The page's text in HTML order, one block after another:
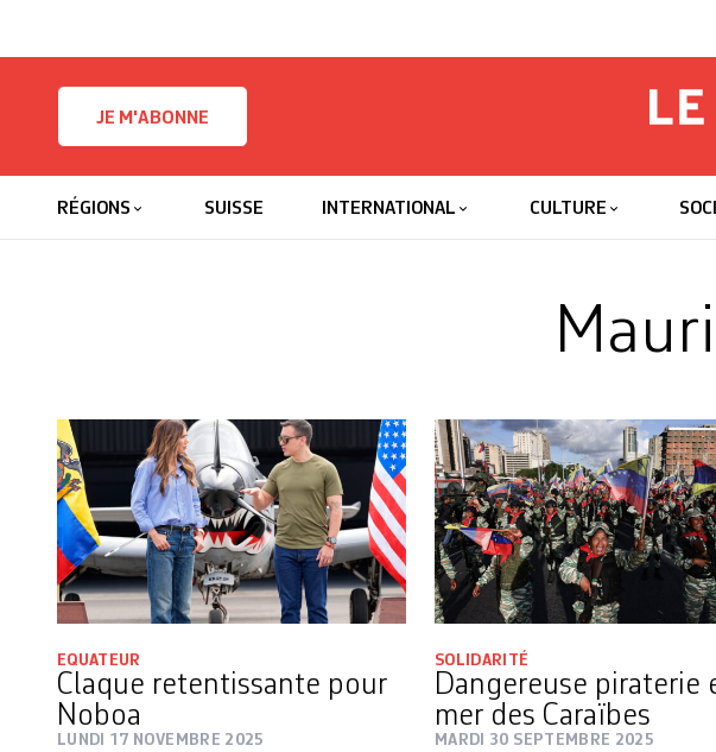
JE M'ABONNE
RÉGIONS SUISSE INTERNATIONAL CULTURE
EQUATEUR
Claque retentissante pour
Noboa
LUNDI 17 NOVEMBRE 2025
SOLIDARITÉ
Dangereuse piraterie
mer des Caraïbes
MARDI 30 SEPTEMBRE 2025